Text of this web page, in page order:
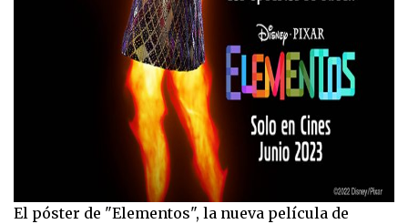
El póster de "Elementos", la nueva película de